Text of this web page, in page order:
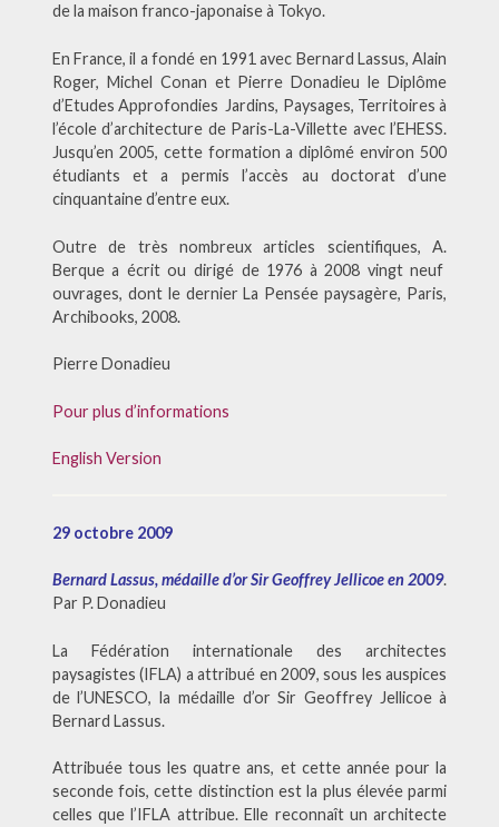
de la maison franco-japonaise à Tokyo.
En France, il a fondé en 1991 avec Bernard Lassus, Alain
Roger, Michel Conan et Pierre Donadieu le Diplôme
d’Etudes Approfondies Jardins, Paysages, Territoires à
l’école d’architecture de Paris-La-Villette avec l’EHESS.
Jusqu’en 2005, cette formation a diplômé environ 500
étudiants et a permis l’accès au doctorat d’une
cinquantaine d’entre eux.
Outre de très nombreux articles scientifiques, A.
Berque a écrit ou dirigé de 1976 à 2008 vingt neuf
ouvrages, dont le dernier La Pensée paysagère, Paris,
Archibooks, 2008.
Pierre Donadieu
Pour plus d’informations
English Version
29 octobre 2009
Bernard Lassus, médaille d’or Sir Geoffrey Jellicoe en 2009.
Par P. Donadieu
La Fédération internationale des architectes
paysagistes (IFLA) a attribué en 2009, sous les auspices
de l’UNESCO, la médaille d’or Sir Geoffrey Jellicoe à
Bernard Lassus.
Attribuée tous les quatre ans, et cette année pour la
seconde fois, cette distinction est la plus élevée parmi
celles que l’IFLA attribue. Elle reconnaît un architecte